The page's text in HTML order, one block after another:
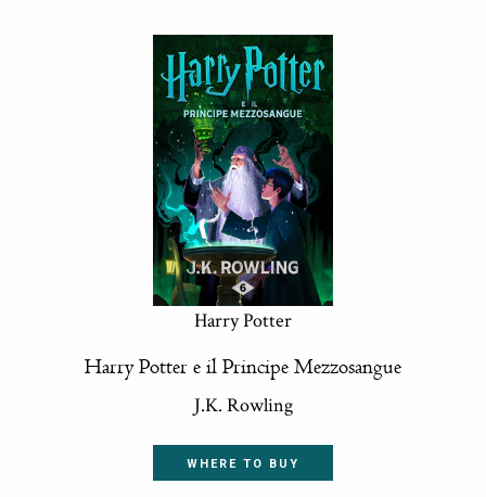
Harry Potter
Harry Potter e il Principe Mezzosangue
J.K. Rowling
WHERE TO BUY